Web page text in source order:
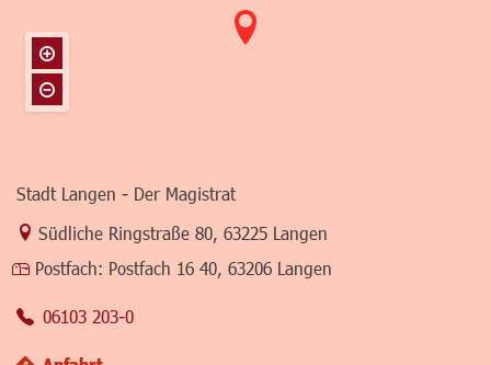
Stadt Langen - Der Magistrat
Link zur Google-Maps Navigation
Südliche Ringstraße 80 63225 Langen
Postfach: Postfach 16 40, 63206 Langen
06103 203-0